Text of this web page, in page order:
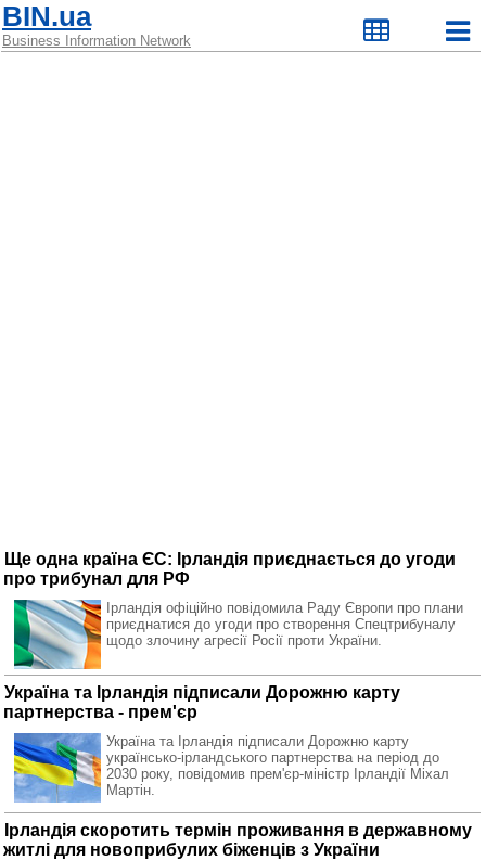
BIN.ua
Business Information Network
Ще одна країна ЄС: Ірландія приєднається до угоди
про трибунал для РФ
Ірландія офіційно повідомила Раду Європи про плани
приєднатися до угоди про створення Спецтрибуналу
щодо злочину агресії Росії проти України.
Україна та Ірландія підписали Дорожню карту
партнерства - прем'єр
Україна та Ірландія підписали Дорожню карту
українсько-ірландського партнерства на період до
2030 року, повідомив прем'єр-міністр Ірландії Міхал
Мартін.
Ірландія скоротить термін проживання в державному
житлі для новоприбулих біженців з України